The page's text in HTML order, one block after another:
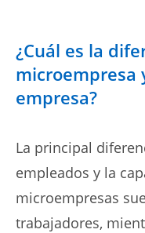
¿Cuál es la
microempresa
empresa?
La principal
empleados y la
microempresas
trabajadores,